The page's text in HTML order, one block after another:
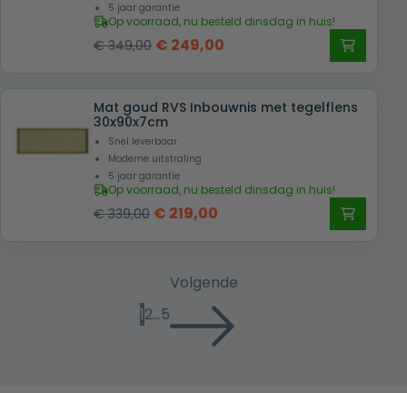
5 jaar garantie
Op voorraad, nu besteld dinsdag in huis!
€349,00 Oorspronkelijke
was:
€ 349,00.
€ 249,00
is:
€ 249,00.
Mat goud RVS Inbouwnis met tegelflens
30x90x7cm
Snel leverbaar
Moderne uitstraling
5 jaar garantie
Op voorraad, nu besteld dinsdag in huis!
€339,00 Oorspronkelijke
€ 339,00.
€ 219,00
€ 219,00.
12…5
Volgende